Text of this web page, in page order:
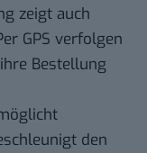
zeigt auch
GPS verfolgen
Bestellung
den